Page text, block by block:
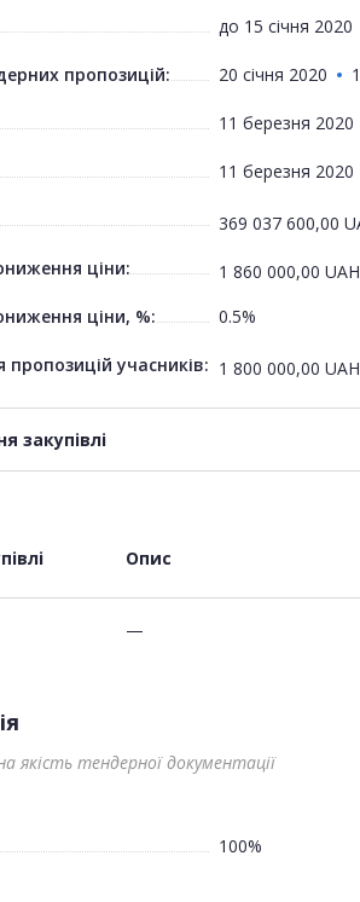
до 15 січня 2020
пропозицій: 20 січня 2020
11 березня 2020
11 березня 2020
369 037 600,00
ціни:
1 860 000,00 UAH
ціни, %:
0.5%
учасників: 1 800 000,00 UAH
закупівлі
Опис
—
якість тендерної документації
100%